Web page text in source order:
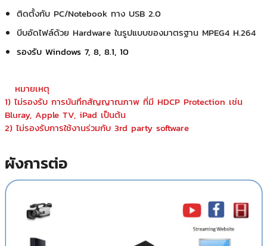
ติดตั้งกับ PC/Notebook ทาง USB 2.0
บีบอัดไฟล์ด้วย Hardware ในรูปแบบของมาตรฐาน MPEG4 H.264
รองรับ Windows 7, 8, 8.1, 10
หมายเหตุ
1) ไม่รองรับ การบันทึกสัญญาณภาพ ที่มี HDCP Protection เช่น
Bluray, Apple TV, iPad เป็นต้น
2) ไม่รองรับการใช้งานร่วมกับ 3rd party software
ผังการต่อ